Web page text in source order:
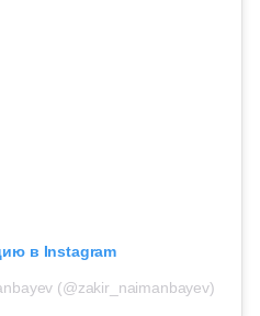
в Instagram
(@zakir_naimanbayev)